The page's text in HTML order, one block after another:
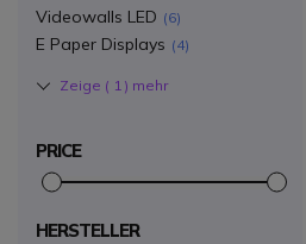
Videowalls LED 6
E Paper Displays 4
Zeige ( 1 ) mehr
PRICE
HERSTELLER